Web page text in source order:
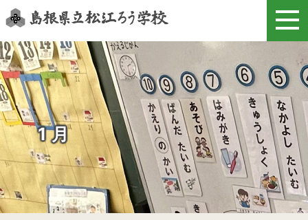
このページの本文へ
1月